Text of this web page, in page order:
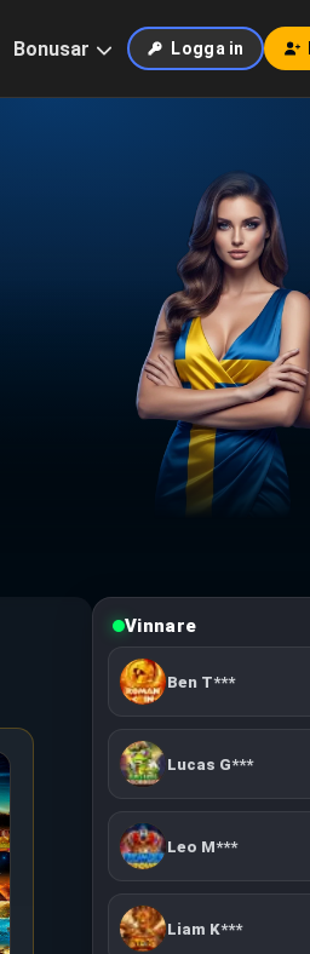
Bonusar Logga in
Vinnare
Aria H***
Ben T***
Lucas G***
Leo M***